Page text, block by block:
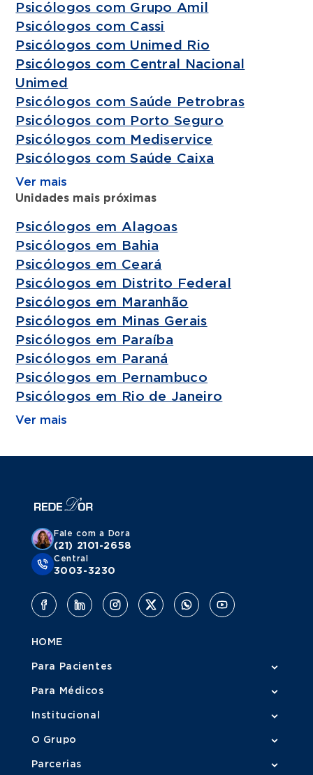
Psicólogos com Grupo Amil
Psicólogos com Cassi
Psicólogos com Unimed Rio
Psicólogos com Central Nacional
Unimed
Psicólogos com Saúde Petrobras
Psicólogos com Porto Seguro
Psicólogos com Mediservice
Psicólogos com Saúde Caixa
Ver mais
Unidades mais próximas
Psicólogos em Alagoas
Psicólogos em Bahia
Psicólogos em Ceará
Psicólogos em Distrito Federal
Psicólogos em Maranhão
Psicólogos em Minas Gerais
Psicólogos em Paraíba
Psicólogos em Paraná
Psicólogos em Pernambuco
Psicólogos em Rio de Janeiro
Ver mais
Fale com a Dora
(21) 2101-2658
Central
3003-3230
HOME
Para Pacientes
Para Médicos
Institucional
O Grupo
Parcerias